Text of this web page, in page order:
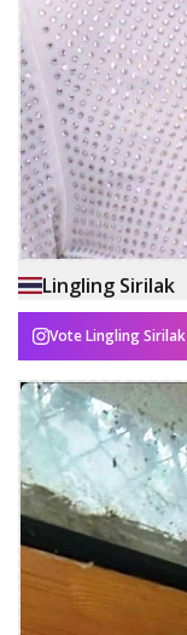
Lingling Sirilak
VoteLingling Sirilak